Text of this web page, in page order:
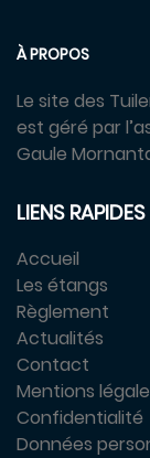
À PROPOS
Le site des
est géré par
Gaule
LIENS RAPIDES
Accueil
Les étangs
Règlement
Actualités
Contact
Mentions
Confidentialité
Données